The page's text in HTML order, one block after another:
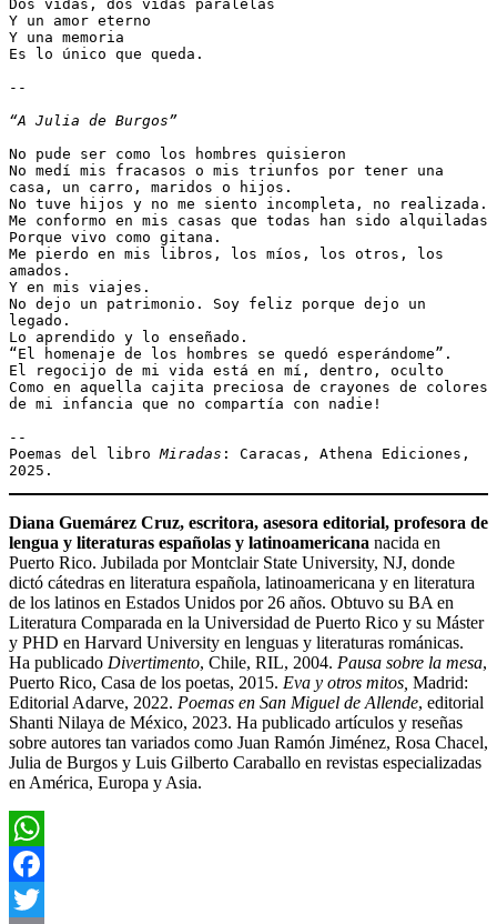
Dos vidas, dos vidas paralelas
Y un amor eterno
Y una memoria
Es lo único que queda.
--
“A Julia de Burgos”
No pude ser como los hombres quisieron
No medí mis fracasos o mis triunfos por tener una
casa, un carro, maridos o hijos.
Porque vivo como gitana.
Me pierdo en mis libros, los míos, los otros, los
amados.
Y en mis viajes.
No dejo un patrimonio. Soy feliz porque dejo un
legado.
Lo aprendido y lo enseñado.
“El homenaje de los hombres se quedó esperándome”.
El regocijo de mi vida está en mí, dentro, oculto
Como en aquella cajita preciosa de crayones de colores
de mi infancia que no compartía con nadie!
--
Poemas del libro Miradas : Caracas, Athena Ediciones,
2025.
Diana Guemárez Cruz, escritora, asesora editorial, profesora de
lengua y literaturas españolas y latinoamericana nacida en
Puerto Rico. Jubilada por Montclair State University, NJ, donde
dictó cátedras en literatura española, latinoamericana y en literatura
de los latinos en Estados Unidos por 26 años. Obtuvo su BA en
Literatura Comparada en la Universidad de Puerto Rico y su Máster
y PHD en Harvard University en lenguas y literaturas románicas.
Ha publicado Divertimento, Chile, RIL, 2004. Pausa sobre la mesa,
Puerto Rico, Casa de los poetas, 2015. Eva y otros mitos, Madrid:
Editorial Adarve, 2022. Poemas en San Miguel de Allende, editorial
Shanti Nilaya de México, 2023. Ha publicado artículos y reseñas
sobre autores tan variados como Juan Ramón Jiménez, Rosa Chacel,
Julia de Burgos y Luis Gilberto Caraballo en revistas especializadas
en América, Europa y Asia.
WhatsApp
Facebook